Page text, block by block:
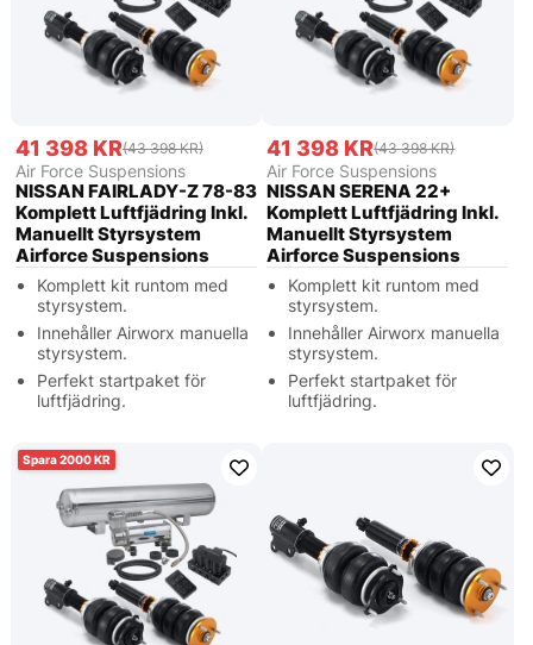
41 398 KR(43 398 KR)
Air Force Suspensions
NISSAN FAIRLADY-Z 78-83
Komplett Luftfjädring Inkl.
Manuellt Styrsystem
Airforce Suspensions
Komplett kit runtom med
styrsystem.
Innehåller Airworx manuella
styrsystem.
Perfekt startpaket för
luftfjädring.
41 398 KR(43 398 KR)
Air Force Suspensions
NISSAN SERENA 22+
Komplett Luftfjädring Inkl.
Manuellt Styrsystem
Airforce Suspensions
Komplett kit runtom med
styrsystem.
Innehåller Airworx manuella
styrsystem.
Perfekt startpaket för
luftfjädring.
2000